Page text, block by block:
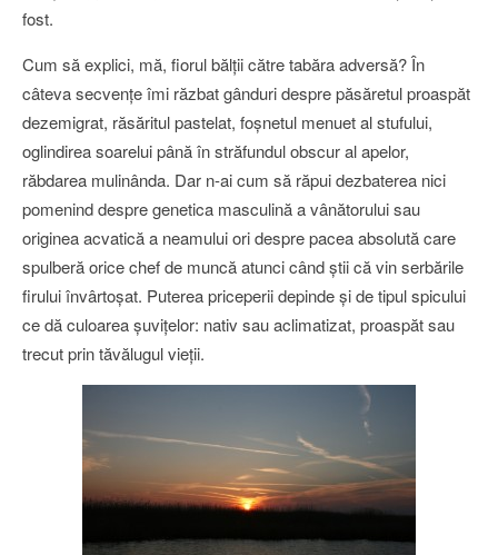
fost.
Cum să explici, mă, fiorul bălţii către tabăra adversă? În
câteva secvenţe îmi răzbat gânduri despre păsăretul proaspăt
dezemigrat, răsăritul pastelat, foşnetul menuet al stufului,
oglindirea soarelui până în străfundul obscur al apelor,
răbdarea mulinânda. Dar n-ai cum să răpui dezbaterea nici
pomenind despre genetica masculină a vânătorului sau
originea acvatică a neamului ori despre pacea absolută care
spulberă orice chef de muncă atunci când ştii că vin serbările
firului învârtoşat. Puterea priceperii depinde şi de tipul spicului
ce dă culoarea şuviţelor: nativ sau aclimatizat, proaspăt sau
trecut prin tăvălugul vieţii.